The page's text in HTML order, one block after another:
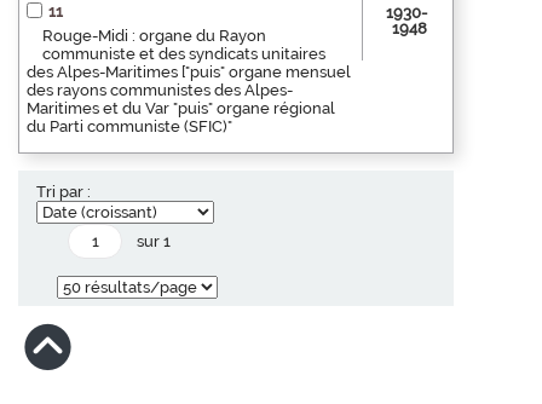
11
Rouge-Midi : organe du Rayon
communiste et des syndicats unitaires
des Alpes-Maritimes ["puis" organe mensuel
des rayons communistes des Alpes-
Maritimes et du Var "puis" organe régional
du Parti communiste (SFIC)"
1930-
1948
Tri par :
sur 1